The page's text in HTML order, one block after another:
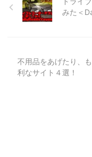
みた＜
不用品をあげたり、
利なサイト４選！